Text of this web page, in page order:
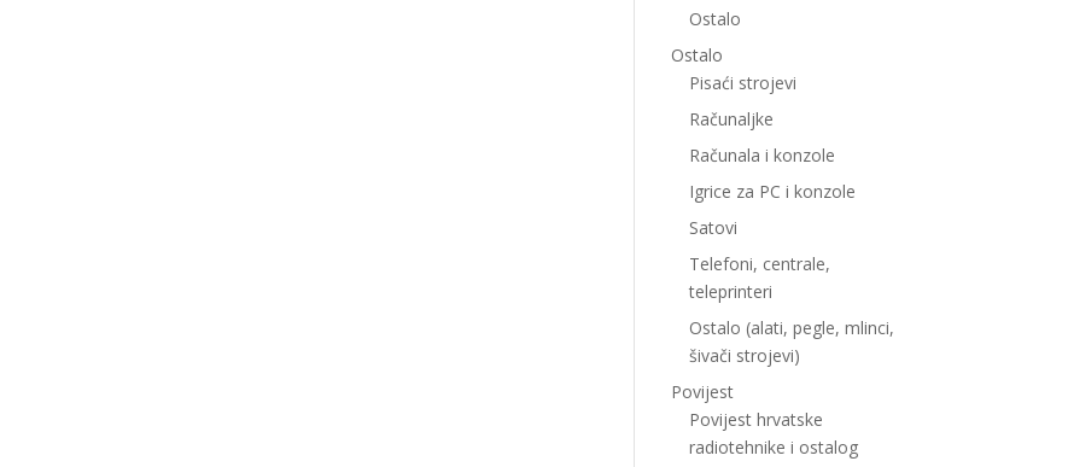
Ostalo
Ostalo
Pisaći strojevi
Računaljke
Računala i konzole
Igrice za PC i konzole
Satovi
Telefoni, centrale,
teleprinteri
Ostalo (alati, pegle, mlinci,
šivači strojevi)
Povijest
Povijest hrvatske
radiotehnike i ostalog